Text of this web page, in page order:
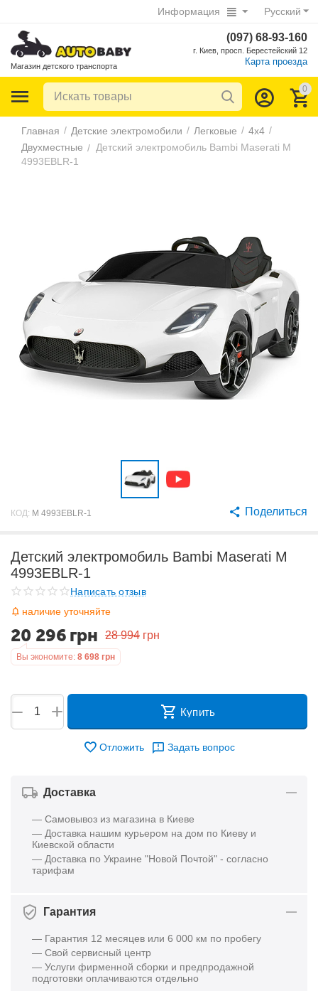
Русский
Информация
Магазин детского транспорта
(097) 68-93-160
г. Киев, просп. Берестейский 12
Карта проезда
0
Главная / Детские электромобили / Легковые / 4х4 /
Двухместные / Детский электромобиль Bambi Maserati M
4993EBLR-1
КОД: M 4993EBLR-1 Поделиться
Детский электромобиль Bambi Maserati M
4993EBLR-1
Написать отзыв
наличие уточняйте
28 994 грн
20 296 грн
Вы экономите: 8 698 грн
+
− Купить
Отложить Задать вопрос
Доставка
— Самовывоз из магазина в Киеве
— Доставка нашим курьером на дом по Киеву и
Киевской области
— Доставка по Украине "Новой Почтой" - согласно
тарифам
Гарантия
— Гарантия 12 месяцев или 6 000 км по пробегу
— Свой сервисный центр
— Услуги фирменной сборки и предпродажной
подготовки оплачиваются отдельно